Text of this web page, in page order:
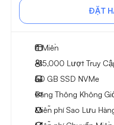
ĐẶT
4Miền
~15,000 Lượt Truy
60 GB SSD NVMe
Băng Thông Không
Miễn phí Sao Lưu